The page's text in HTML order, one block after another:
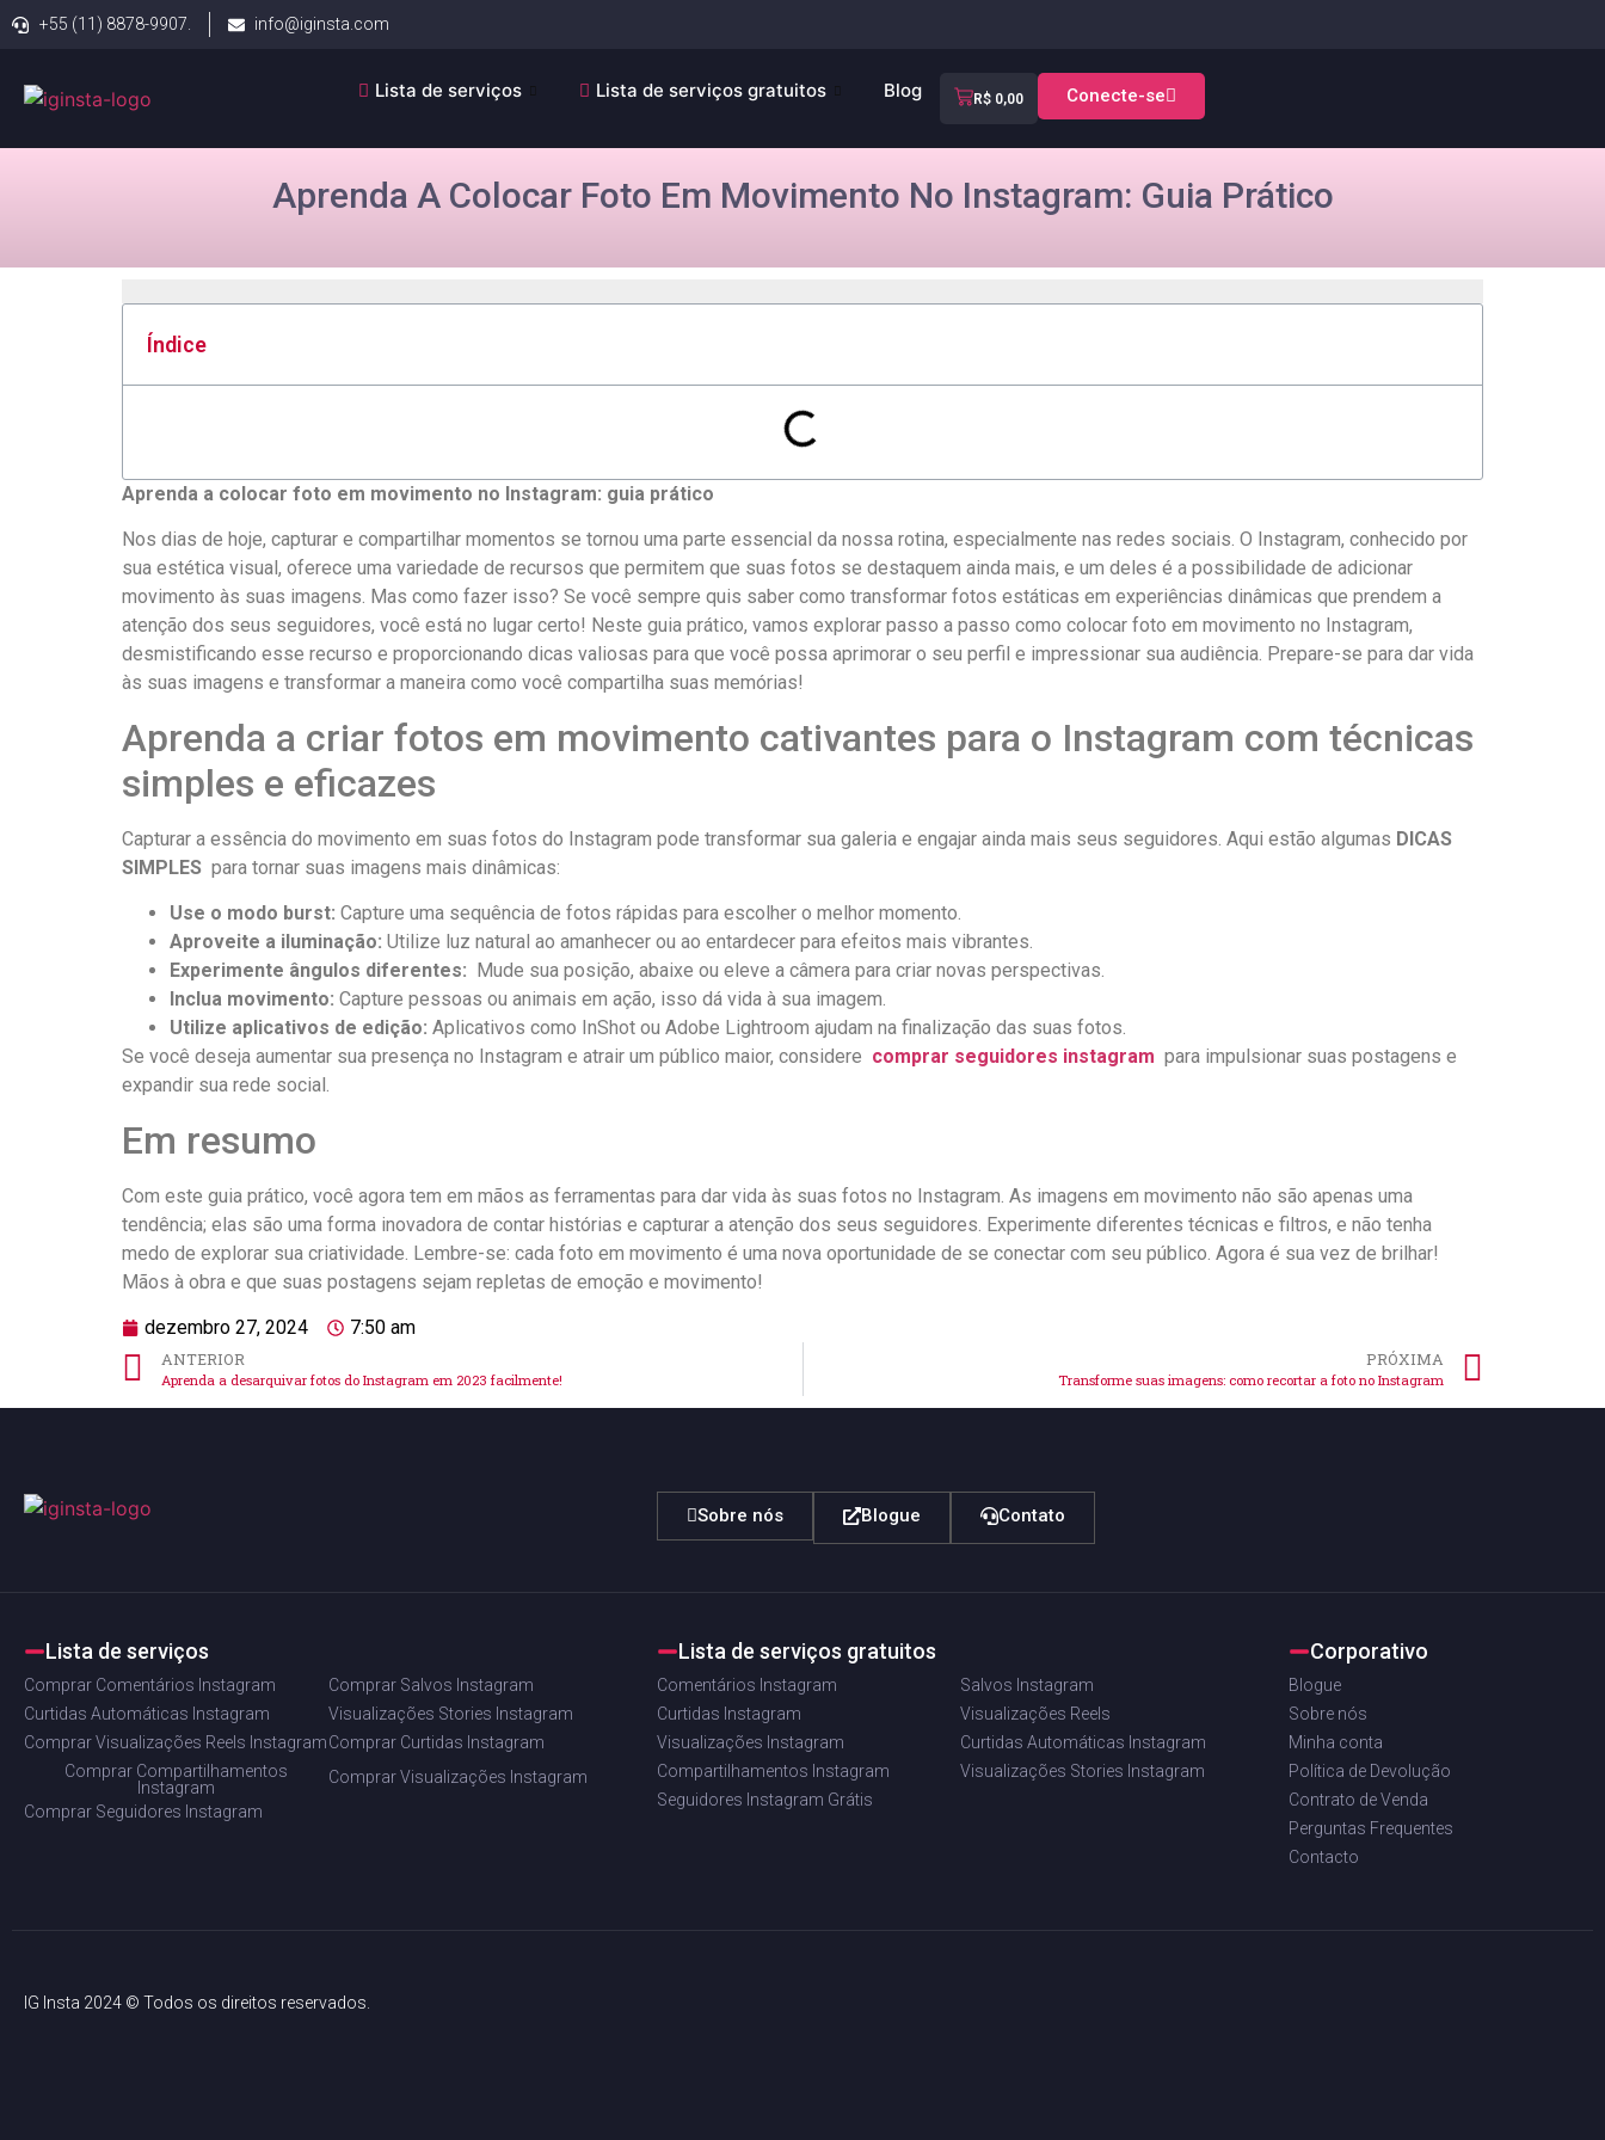
+55 (11) 8878-9907. info@iginsta.com
Lista de serviços Lista de serviços gratuitos Blog R$0,00 Conecte-se
Aprenda A Colocar Foto Em Movimento No Instagram: Guia Prático
Índice
Aprenda a colocar‌ foto⁣ em movimento no ⁤Instagram: guia prático
Nos‍ dias de hoje, capturar e compartilhar ‍momentos se tornou uma parte essencial⁤ da nossa rotina, especialmente ⁣nas redes​ sociais. O⁣ Instagram, ⁢conhecido por‍
sua ‍estética ⁣visual,⁢ oferece uma variedade ⁣de‍ recursos que permitem ‌que suas fotos se destaquem ainda mais, ⁢e um deles é a‌ possibilidade de adicionar⁣
movimento‌ às suas imagens.⁤ Mas como fazer⁤ isso? Se⁤ você sempre quis​ saber ⁣como ​transformar fotos estáticas em ​experiências dinâmicas que prendem a
atenção dos seus seguidores, você está no lugar certo! Neste ⁢guia prático, vamos explorar‌ passo a passo como​ colocar foto⁣ em movimento ‍no Instagram,
desmistificando esse recurso e ⁢proporcionando⁤ dicas​ valiosas para⁤ que você‍ possa‍ aprimorar o⁢ seu⁣ perfil ​e impressionar sua‌ audiência. Prepare-se para dar vida
às suas imagens e transformar a ⁤maneira como você ‌compartilha suas‌ memórias!
Aprenda a‍ criar fotos⁣ em movimento cativantes para ⁢o ​Instagram com técnicas
simples e eficazes
Capturar a⁣ essência do movimento em ⁣suas⁣ fotos do Instagram pode​ transformar sua galeria ‍e engajar ​ainda⁣ mais seus seguidores.⁤ Aqui estão algumas DICAS​
SIMPLES ​ para tornar suas imagens mais ​dinâmicas:
Use o ​modo burst: Capture uma sequência de fotos ⁢rápidas para​ escolher⁢ o melhor momento.
Aproveite ⁣a ⁤iluminação: Utilize luz natural ao amanhecer ou ao entardecer ‍para‌ efeitos mais vibrantes.
Experimente ângulos‍ diferentes: ⁣ Mude ⁤sua posição, abaixe ou eleve a ⁣câmera para criar novas perspectivas.
Inclua movimento: ⁣Capture pessoas ou⁣ animais em ação, isso⁤ dá vida à sua imagem.
Utilize aplicativos de edição: Aplicativos como ⁢InShot ou Adobe Lightroom ajudam na finalização⁤ das​ suas​ fotos.
Se ‍você deseja aumentar sua presença no Instagram e ‍atrair​ um público maior,​ considere ‍ comprar seguidores instagram ‍ para impulsionar ‌suas postagens e
⁤expandir ⁣sua rede social.
Em ‌resumo
Com este guia prático, ‌você agora tem em mãos as ‍ferramentas para dar⁤ vida às suas ‍fotos ‍no Instagram. ‍As imagens em ​movimento⁤ não são apenas uma
tendência;⁣ elas ‌são​ uma forma ⁣inovadora de contar histórias e capturar ‌a atenção dos seus seguidores. Experimente diferentes ‌técnicas e filtros, ⁤e ⁢não ​tenha
medo de explorar⁢ sua criatividade. Lembre-se: cada foto em ‌movimento é uma nova‌ oportunidade ‌de se conectar com ‌seu público. Agora ‌é ⁢sua vez de brilhar!
Mãos à obra e que suas postagens⁤ sejam repletas de ‍emoção⁣ e ⁢movimento!
dezembro 27, 2024 7:50 am
ANTERIOR
Aprenda a desarquivar fotos do Instagram em 2023 facilmente!
PRÓXIMA
Transforme suas imagens: como recortar a foto no Instagram
Sobre nós Blogue Contato
Lista de serviços
Comprar Comentários Instagram
Comprar Salvos Instagram
Curtidas Automáticas Instagram
Visualizações Stories Instagram
Comprar Visualizações Reels InstagramComprar Curtidas Instagram
Comprar Compartilhamentos
Instagram
Comprar Visualizações Instagram
Comprar Seguidores Instagram
Lista de serviços gratuitos
Comentários Instagram
Salvos Instagram
Curtidas Instagram
Visualizações Reels
Visualizações Instagram
Curtidas Automáticas Instagram
Compartilhamentos Instagram
Visualizações Stories Instagram
Seguidores Instagram Grátis
Corporativo
Blogue
Sobre nós
Minha conta
Política de Devolução
Contrato de Venda
Perguntas Frequentes
Contacto
IG Insta 2024 © Todos os direitos reservados.